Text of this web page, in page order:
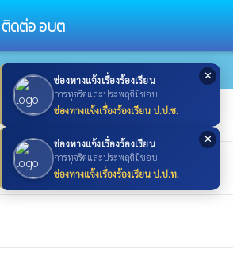
✕
ช่องทางแจ้งเรื่องร้องเรียน
การทุจริตและประพฤติมิชอบ
ช่องทางแจ้งเรื่องร้องเรียน ป.ป.ช.
✕
ช่องทางแจ้งเรื่องร้องเรียน
การทุจริตและประพฤติมิชอบ
ช่องทางแจ้งเรื่องร้องเรียน ป.ป.ท.
ติดต่อ อบต